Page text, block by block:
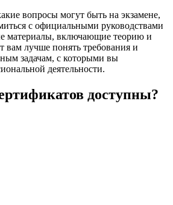
вопросы могут быть на экзамене,
с официальными руководствами
материалы, включающие теорию и
вам лучше понять требования и
задачам, с которыми вы
деятельности.
доступны?